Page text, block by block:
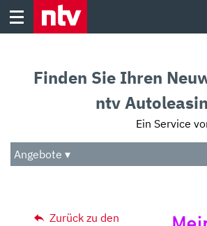
Skip
Audio
Das Beste
Finden Sie Ihren
ntv
Ein Service
Angebote ▾
Zurück zu den